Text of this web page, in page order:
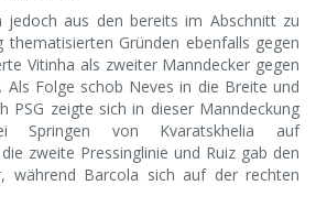
jedoch aus den bereits im Abschnitt zu
thematisierten Gründen ebenfalls gegen
Vitinha als zweiter Manndecker gegen
Als Folge schob Neves in die Breite und
PSG zeigte sich in dieser Manndeckung
Springen von Kvaratskhelia auf
zweite Pressinglinie und Ruiz gab den
während Barcola sich auf der rechten